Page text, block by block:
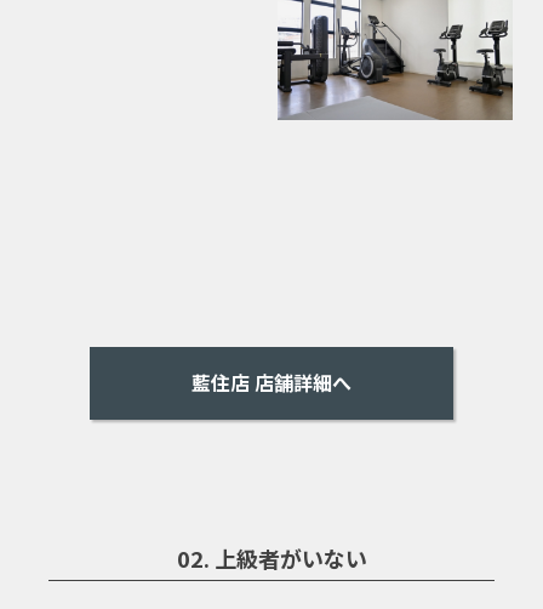
藍住店 店舗詳細へ
02. 上級者がいない